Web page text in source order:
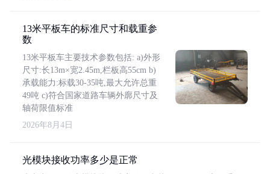
13米平板车的标准尺寸和载重参
数
13米平板车主要技术参数包括: a)外形
尺寸:长13m×宽2.45m,栏板高55cm b)
承载能力:标载30-35吨,最大允许总重
49吨 c)符合国家道路车辆外廓尺寸及
轴荷限值标准
2026年8月4日
光模块接收功率多少是正常